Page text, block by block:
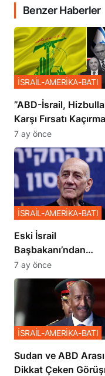
Benzer Haberler
​​​​​​​”ABD-İsrail,
Karşı Fırsatı
İstemiyor”
İSRAİL-AMERİKA-BATI
7 ay önce
Eski İsrail
Başbakanı’ndan
Netanyahu’ya Ağır
Sözler
İSRAİL-AMERİKA-BATI
7 ay önce
Sudan ve ABD
Dikkat Çeken
İSRAİL-AMERİKA-BATI